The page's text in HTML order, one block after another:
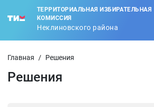
ТЕРРИТОРИАЛЬНАЯ ИЗБИРАТЕЛЬНАЯ
КОМИССИЯ
Неклиновского района
Главная / Решения
Решения